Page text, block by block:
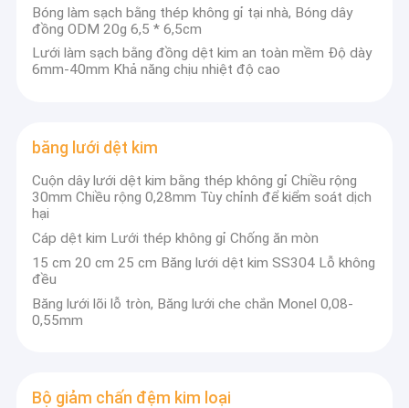
Bóng làm sạch bằng thép không gỉ tại nhà, Bóng dây
đồng ODM 20g 6,5 * 6,5cm
Lưới làm sạch bằng đồng dệt kim an toàn mềm Độ dày
6mm-40mm Khả năng chịu nhiệt độ cao
băng lưới dệt kim
Cuộn dây lưới dệt kim bằng thép không gỉ Chiều rộng
30mm Chiều rộng 0,28mm Tùy chỉnh để kiểm soát dịch
hại
Cáp dệt kim Lưới thép không gỉ Chống ăn mòn
15 cm 20 cm 25 cm Băng lưới dệt kim SS304 Lỗ không
đều
Băng lưới lõi lỗ tròn, Băng lưới che chắn Monel 0,08-
0,55mm
Bộ giảm chấn đệm kim loại